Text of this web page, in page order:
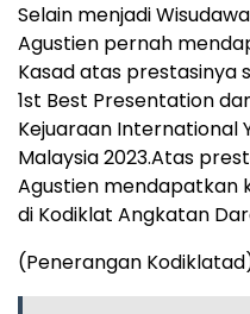
Selain menjadi
Agustien pernah
Kasad atas prestasinya
1st Best Presentation
Kejuaraan International
Malaysia 2023.Atas
Agustien mendapatkan
di Kodiklat Angkatan
(Penerangan